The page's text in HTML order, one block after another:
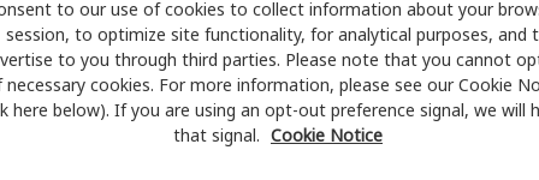
to our use of cookies to collect information about your
session, to optimize site functionality, for analytical purposes, and
to you through third parties. Please note that you cannot
necessary cookies. For more information, please see our Cookie
here below). If you are using an opt-out preference signal, we will
that signal. Cookie Notice
especiales en audífonos y atención auditiva. Nuestros
con profesionales licenciados para evaluaciones,
en Miracle-Ear Center, Amplifon Hearing Health
sus gastos de bolsillo y de presentar una
de atención auditiva y liberarlo de preocupaciones con
el seguro y con opciones de pago flexibles cuando